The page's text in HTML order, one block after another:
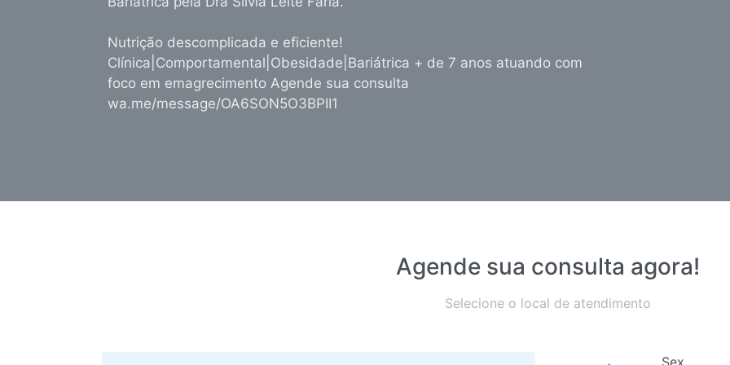
Nutrição descomplicada e eficiente!
Clínica|Comportamental|Obesidade|Bariátrica + de 7 anos atuando com
foco em emagrecimento Agende sua consulta
wa.me/message/OA6SON5O3BPII1
Agende sua consulta agora!
Selecione o local de atendimento
Sex